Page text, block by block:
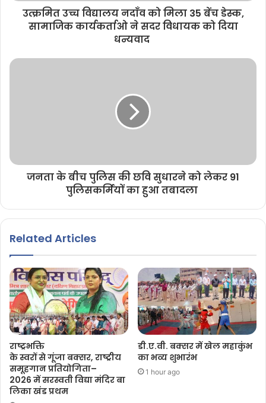
उत्क्रमित उच्च विद्यालय नदाँव को मिला 35 बेंच डेस्क,
सामाजिक कार्यकर्ताओ ने सदर विधायक को दिया
धन्यवाद
जनता के बीच पुलिस की छवि सुधारने को लेकर 91
पुलिसकर्मियों का हुआ तबादला
Related Articles
राष्ट्रभक्ति
के स्वरों से गूंजा बक्सर, राष्ट्रीय
समूहगान प्रतियोगिता–
2026 में सरस्वती विद्या मंदिर बा
लिका खंड प्रथम
डी.ए.वी. बक्सर में खेल महाकुंभ
का भव्य शुभारंभ
1 hour ago